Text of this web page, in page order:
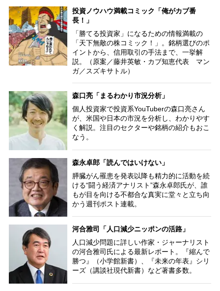
投資ノウハウ満載コミック「俺がカブ番
長！」
「勝てる投資家」になるための情報満載の
「天下無敵の株コミック！」。銘柄選びのポ
イントから、信用取引の手法まで、一挙解
説。（原案／藤井英敏・カブ知恵代表 マン
ガ／スズキサトル）
森口亮「まるわかり市況分析」
個人投資家で投資系YouTuberの森口亮さん
が、米国や日本の市況を分析し、わかりやす
く解説。注目のセクターや銘柄の紹介もおこ
なう。
森永卓郎「読んではいけない」
膵臓がん罹患を発表以降も精力的に活動を続
ける“闘う経済アナリスト”森永卓郎氏が、誰
もが目を向ける不都合な真実に堂々と立ち向
かう週刊ポスト連載。
河合雅司「人口減少ニッポンの活路」
人口減少問題に詳しい作家・ジャーナリスト
の河合雅司氏による最新レポート。『縮んで
勝つ』（小学館新書）、『未来の年表』シリ
ーズ（講談社現代新書）など著書多数。